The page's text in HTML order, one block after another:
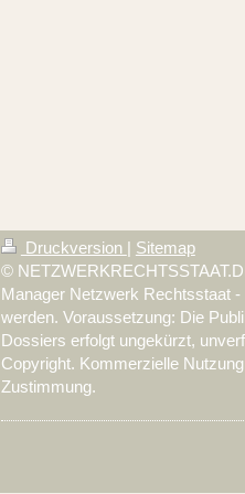
Druckversion | Sitemap
©
Manager Netzwerk Rechtsstaat
werden. Voraussetzung: Die
Dossiers erfolgt ungekürzt,
Copyright. Kommerzielle
Zustimmung.